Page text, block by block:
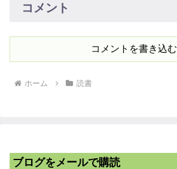
コメント
コメントを書き込む
ホーム 読書
ブログをメールで購読